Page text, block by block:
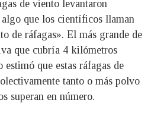
de viento levantaron
algo que los científicos llaman
de ráfagas». El más grande de
que cubría 4 kilómetros
estimó que estas ráfagas de
tanto o más polvo
superan en número.